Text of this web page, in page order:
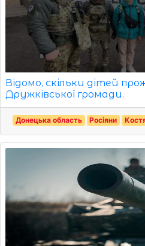
Відомо, скільки дітей
Дружківської громади.
Донецька область Росіяни